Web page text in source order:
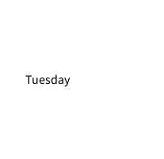
Tuesday